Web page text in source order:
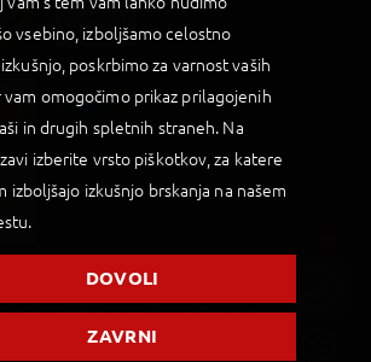
d.o.o |Powered by BookiniT System
vsebino, izboljšamo celostno
poskrbimo za varnost vaših
omogočimo prikaz prilagojenih
in drugih spletnih straneh. Na
izberite vrsto piškotkov, za katere
izboljšajo izkušnjo brskanja na našem
DOVOLI
ZAVRNI